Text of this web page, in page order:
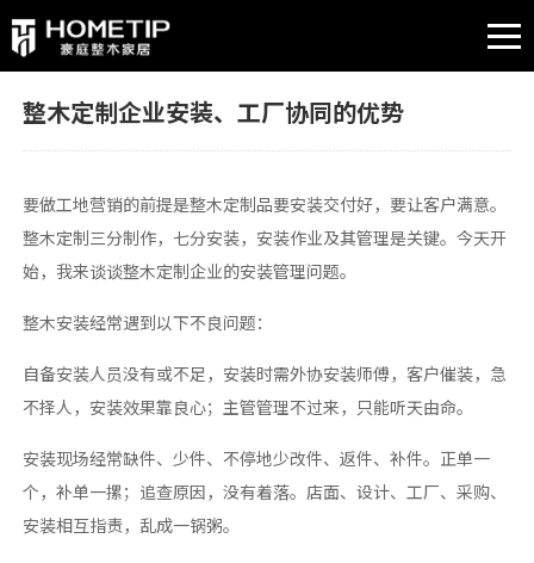
整木定制企业安装、工厂协同的优势
要做工地营销的前提是整木定制品要安装交付好，要让客户满意。
整木定制三分制作，七分安装，安装作业及其管理是关键。今天开
始，我来谈谈整木定制企业的安装管理问题。
整木安装经常遇到以下不良问题：
自备安装人员没有或不足，安装时需外协安装师傅，客户催装，急
不择人，安装效果靠良心；主管管理不过来，只能听天由命。
安装现场经常缺件、少件、不停地少改件、返件、补件。正单一
个，补单一摞；追查原因，没有着落。店面、设计、工厂、采购、
安装相互指责，乱成一锅粥。